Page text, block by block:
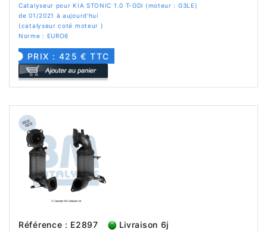
Catalyseur pour KIA STONIC 1.0 T-GDi (moteur : G3LE)
de 01/2021 à aujourd'hui
(catalyseur coté moteur )
Norme : EURO6
PRIX : 425 € TTC
Référence : E2897 Livraison 6j